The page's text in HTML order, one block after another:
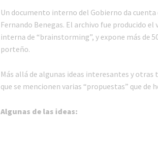
Un documento interno del Gobierno da cuenta
Fernando Benegas. El archivo fue producido el
interna de “brainstorming”, y expone más de
porteño.
Más allá de algunas ideas interesantes y
que se mencionen varias “propuestas” que de
Algunas de las ideas: